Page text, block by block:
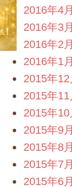
2016年4
2016年3
2016年2
2016年1
2015年12
2015年11
2015年10
2015年9
2015年8
2015年7
2015年6